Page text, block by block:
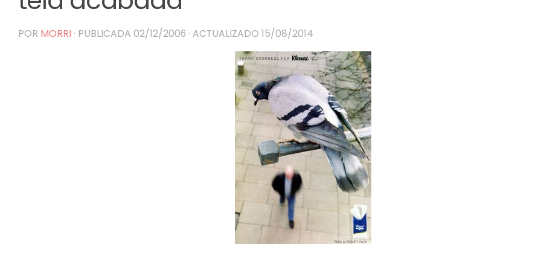
POR MORRI · PUBLICADA 02/12/2006 · ACTUALIZADO 15/08/2014